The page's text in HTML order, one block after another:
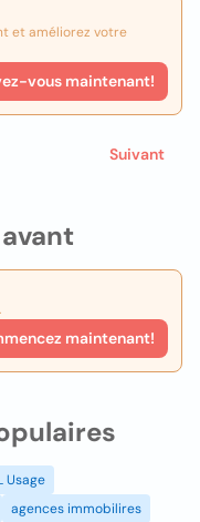
maintenant!
et améliorez votre
vous maintenant!
Suivant
Usage
agences immobilires